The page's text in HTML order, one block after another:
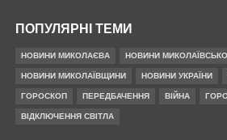
ПОПУЛЯРНІ ТЕМИ
НОВИНИ МИКОЛАЄВА НОВИНИ
НОВИНИ МИКОЛАЇВЩИНИ НОВИНИ УКРАЇНИ
ГОРОСКОП ПЕРЕДБАЧЕННЯ ВІЙНА
ВІДКЛЮЧЕННЯ СВІТЛА